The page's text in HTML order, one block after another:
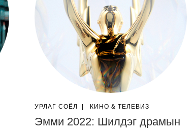
УРЛАГ СОЁЛ КИНО & ТЕЛЕВИЗ
Эмми 2022: Шилдэг драмын